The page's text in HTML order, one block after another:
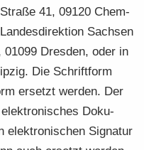
41, 09120 Chem­
Sach­sen
Dres­den, oder in
Die Schrift­form
er­setzt wer­den. Der
Do­ku­
elek­tro­ni­schen Si­gna­tur